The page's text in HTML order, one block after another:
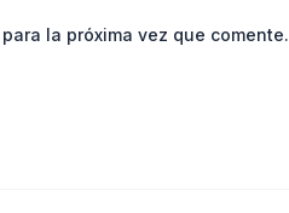
la próxima vez que comente.